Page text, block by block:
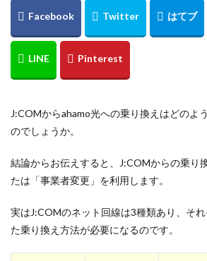
J:COMからahamo光への乗り換えはどのよ
のでしょうか。
結論からお伝えすると、J:COMからの乗り
たは「事業者変更」を利用します。
実はJ:COMのネット回線は3種類あり、そ
た乗り換え方法が必要になるのです。